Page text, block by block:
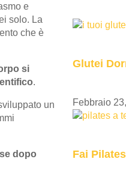
e
solo. La
che è
si
.
un
dopo
Glutei
Febbraio
Fai